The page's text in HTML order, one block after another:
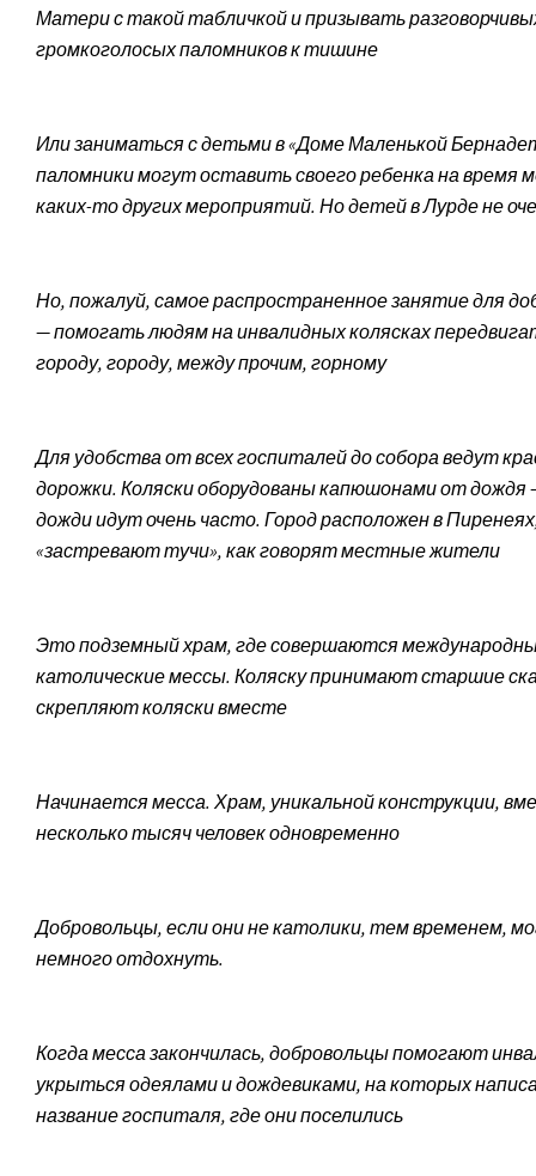
Матери с такой табличкой и призывать
громкоголосых паломников к тишине
Или заниматься с детьми в «Доме Маленькой
паломники могут оставить своего ребенка на время
каких-то других мероприятий. Но детей в Лурде не
Но, пожалуй, самое распространенное занятие для
— помогать людям на инвалидных колясках
городу, городу, между прочим, горному
Для удобства от всех госпиталей до собора ведут
дорожки. Коляски оборудованы капюшонами от дождя
дожди идут очень часто. Город расположен в
«застревают тучи», как говорят местные жители
Это подземный храм, где совершаются
католические мессы. Коляску принимают старшие
скрепляют коляски вместе
Начинается месса. Храм, уникальной конструкции,
несколько тысяч человек одновременно
Добровольцы, если они не католики, тем временем,
немного отдохнуть.
Когда месса закончилась, добровольцы помогают
укрыться одеялами и дождевиками, на которых
название госпиталя, где они поселились